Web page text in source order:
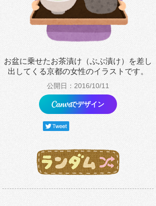
お盆に乗せたお茶漬け（ぶぶ漬け）を差し
出してくる京都の女性のイラストです。
公開日：2016/10/11
でデザイン